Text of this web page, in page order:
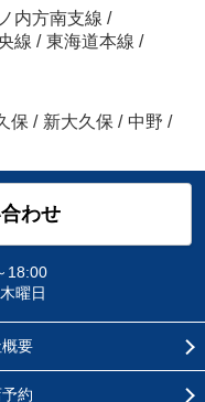
内方南支線 /
線 / 東海道本線 /
保 / 新大久保 / 中野 /
わせ
18:00
曜日
要
約